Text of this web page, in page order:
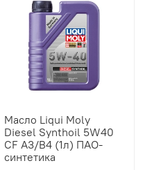
Масло Liqui Moly
Diesel Synthoil 5W40
CF A3/B4 (1л) ПАО-
синтетика